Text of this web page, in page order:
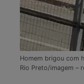
Homem brigou com
Rio Preto/imagem –